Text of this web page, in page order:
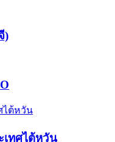
)
เทศไต้หวัน